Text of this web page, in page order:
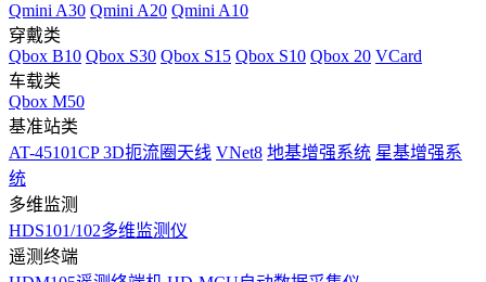
Qmini A30 Qmini A20 Qmini A10
穿戴类
Qbox B10 Qbox S30 Qbox S15 Qbox S10 Qbox 20 VCard
车载类
Qbox M50
基准站类
AT-45101CP 3D扼流圈天线 VNet8 地基增强系统 星基增强系
统
多维监测
HDS101/102多维监测仪
遥测终端